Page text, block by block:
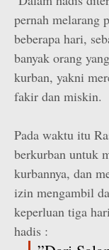
pernah melarang
beberapa hari,
banyak orang
kurban, yakni
fakir dan miskin.
Pada waktu itu
berkurban untuk
kurbannya, dan
izin mengambil
keperluan tiga
hadis :